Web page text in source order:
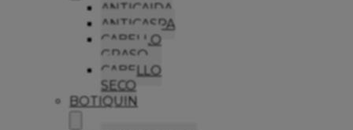
ANTICAIDA
ANTICASPA
CABELLO
GRASO
CABELLO
SECO
BOTIQUIN